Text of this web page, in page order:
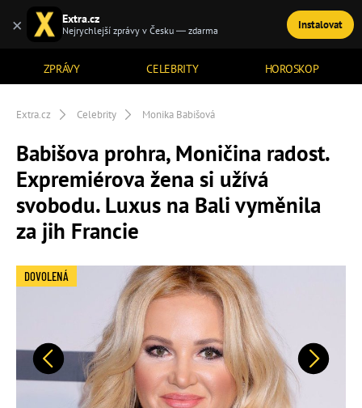
ZPRÁVY CELEBRITY HOROSKOP
TÉMATA
Extra.cz Celebrity Monika Babišová
Babišova prohra, Moničina radost.
Expremiérova žena si užívá
svobodu. Luxus na Bali vyměnila
za jih Francie
Předchozí Další
DOVOLENÁ
× Extra.cz
Nejrychlejší zprávy v Česku — zdarma Instalovat